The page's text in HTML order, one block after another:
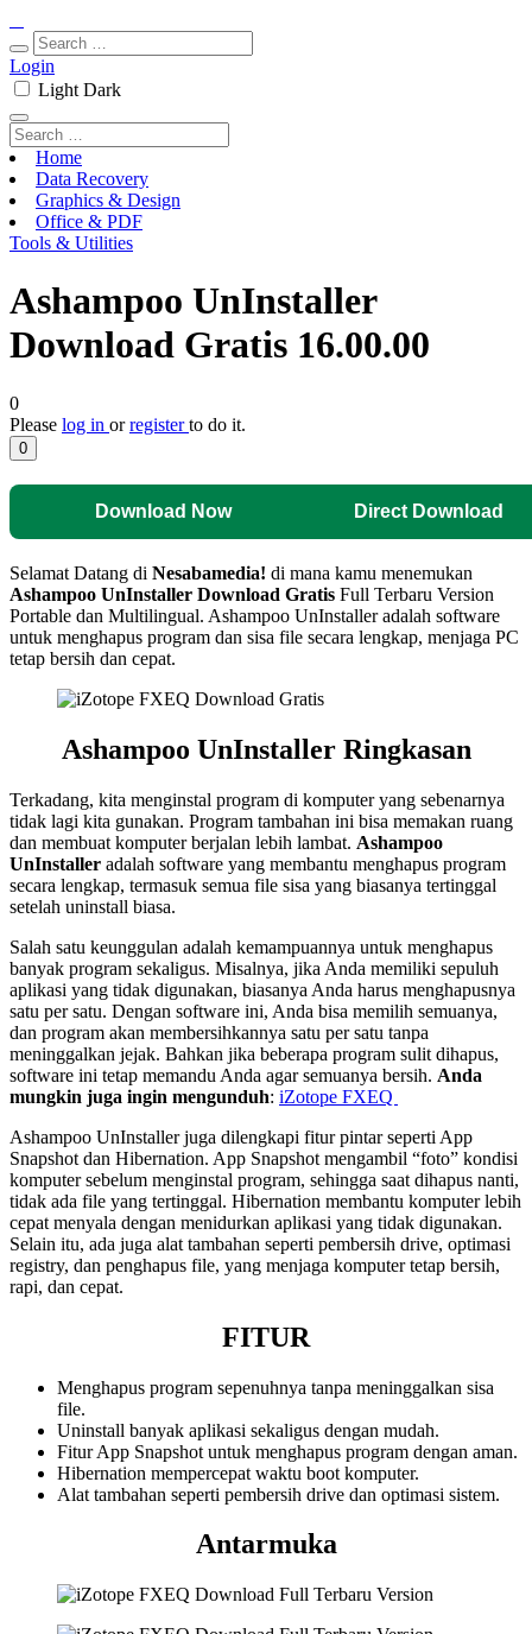
Login
Light Dark
Home
Data Recovery
Graphics & Design
Office & PDF
Tools & Utilities
Ashampoo UnInstaller
Download Gratis 16.00.00
0
Please log in orregisterto do it.
0
Download Now Direct Download
Selamat Datang di Nesabamedia! di mana kamu menemukan
Ashampoo UnInstaller Download Gratis Full Terbaru Version
Portable dan Multilingual. Ashampoo UnInstaller adalah software
untuk menghapus program dan sisa file secara lengkap, menjaga PC
tetap bersih dan cepat.
Ashampoo UnInstaller Ringkasan
Terkadang, kita menginstal program di komputer yang sebenarnya
tidak lagi kita gunakan. Program tambahan ini bisa memakan ruang
dan membuat komputer berjalan lebih lambat. Ashampoo
UnInstaller adalah software yang membantu menghapus program
secara lengkap, termasuk semua file sisa yang biasanya tertinggal
setelah uninstall biasa.
Salah satu keunggulan adalah kemampuannya untuk menghapus
banyak program sekaligus. Misalnya, jika Anda memiliki sepuluh
aplikasi yang tidak digunakan, biasanya Anda harus menghapusnya
satu per satu. Dengan software ini, Anda bisa memilih semuanya,
dan program akan membersihkannya satu per satu tanpa
meninggalkan jejak. Bahkan jika beberapa program sulit dihapus,
software ini tetap memandu Anda agar semuanya bersih. Anda
mungkin juga ingin mengunduh: iZotope FXEQ
Ashampoo UnInstaller juga dilengkapi fitur pintar seperti App
Snapshot dan Hibernation. App Snapshot mengambil “foto” kondisi
komputer sebelum menginstal program, sehingga saat dihapus nanti,
tidak ada file yang tertinggal. Hibernation membantu komputer lebih
cepat menyala dengan menidurkan aplikasi yang tidak digunakan.
Selain itu, ada juga alat tambahan seperti pembersih drive, optimasi
registry, dan penghapus file, yang menjaga komputer tetap bersih,
rapi, dan cepat.
FITUR
Menghapus program sepenuhnya tanpa meninggalkan sisa
file.
Uninstall banyak aplikasi sekaligus dengan mudah.
Fitur App Snapshot untuk menghapus program dengan aman.
Hibernation mempercepat waktu boot komputer.
Alat tambahan seperti pembersih drive dan optimasi sistem.
Antarmuka